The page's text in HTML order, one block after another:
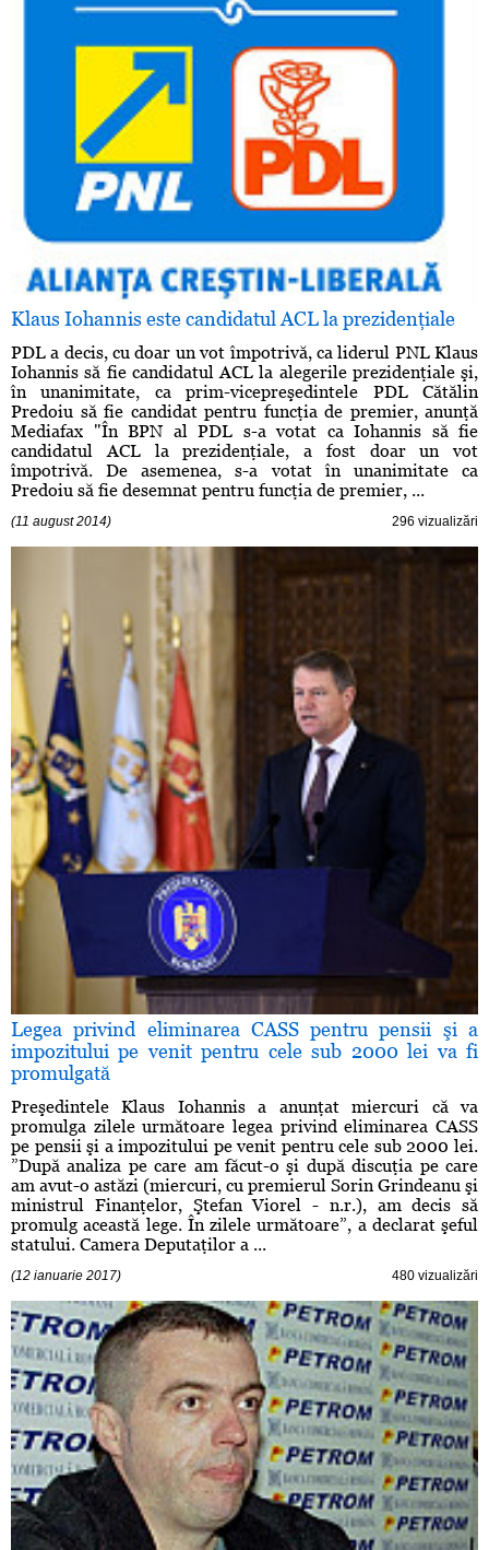
Klaus Iohannis este candidatul ACL la prezidenţiale
PDL a decis, cu doar un vot împotrivă, ca liderul PNL Klaus
Iohannis să fie candidatul ACL la alegerile prezidenţiale şi,
în unanimitate, ca prim-vicepreşedintele PDL Cătălin
Predoiu să fie candidat pentru funcţia de premier, anunţă
Mediafax "În BPN al PDL s-a votat ca Iohannis să fie
candidatul ACL la prezidenţiale, a fost doar un vot
împotrivă. De asemenea, s-a votat în unanimitate ca
Predoiu să fie desemnat pentru funcţia de premier, ...
(11 august 2014) 296 vizualizări
Legea privind eliminarea CASS pentru pensii şi a
impozitului pe venit pentru cele sub 2000 lei va fi
promulgată
Preşedintele Klaus Iohannis a anunţat miercuri că va
promulga zilele următoare legea privind eliminarea CASS
pe pensii şi a impozitului pe venit pentru cele sub 2000 lei.
”După analiza pe care am făcut-o şi după discuţia pe care
am avut-o astăzi (miercuri, cu premierul Sorin Grindeanu şi
ministrul Finanţelor, Ştefan Viorel - n.r.), am decis să
promulg această lege. În zilele următoare”, a declarat şeful
statului. Camera Deputaţilor a ...
(12 ianuarie 2017) 480 vizualizări